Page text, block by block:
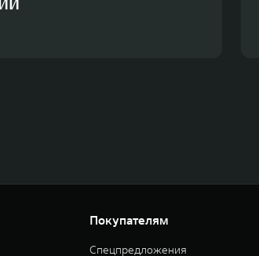
Покупателям
Спецпредложения